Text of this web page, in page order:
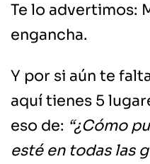
Te lo advertimos:
engancha.
Y por si aún te
aquí tienes 5
eso de: “¿Cómo
esté en todas las